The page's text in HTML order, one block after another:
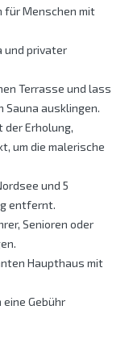
für Menschen mit
und privater
Terrasse und lass
Sauna ausklingen.
der Erholung,
um die malerische
und 5
entfernt.
Senioren oder
Haupthaus mit
Gebühr